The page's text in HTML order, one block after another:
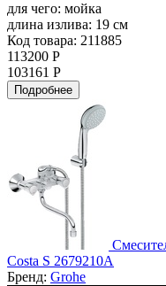
для чего: мойка
длина излива: 19 см
Код товара: 211885
113200 Р
103161 Р
Подробнее
Costa S 2679210A
Бренд: Grohe